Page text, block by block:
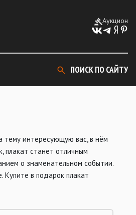
Аукцион
ПОИСК ПО САЙТУ
тему интересующую вас, в нём
плакат станет отличным
о знаменательном событии.
Купите в подарок плакат